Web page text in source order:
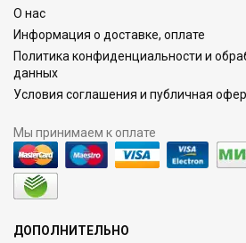
О нас
Информация о доставке, оплате
Политика конфиденциальности и
данных
Условия соглашения и публичная
Мы принимаем к оплате
ДОПОЛНИТЕЛЬНО